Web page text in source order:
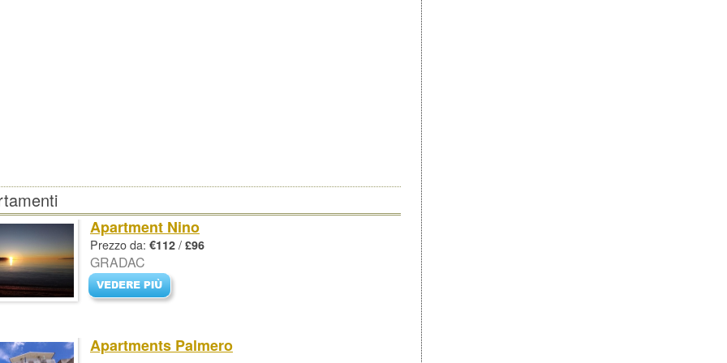
Apartment Nino
Prezzo da: €112 / £96
GRADAC
Apartments Palmero